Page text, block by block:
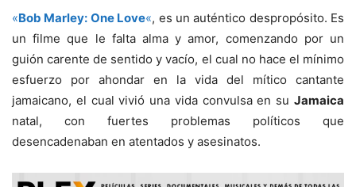
«Bob Marley: One Love«, es un auténtico despropósito. Es
un filme que le falta alma y amor, comenzando por un
guión carente de sentido y vacío, el cual no hace el mínimo
esfuerzo por ahondar en la vida del mítico cantante
jamaicano, el cual vivió una vida convulsa en su Jamaica
natal, con fuertes problemas políticos que
desencadenaban en atentados y asesinatos.